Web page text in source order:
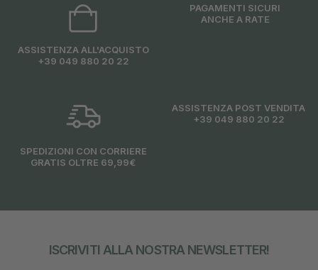
ASSISTENZA ALL'ACQUISTO
+39 049 880 20 22
PAGAMENTI SICURI
ANCHE A RATE
SPEDIZIONI CON CORRIERE
GRATIS OLTRE 69,99€
ASSISTENZA POST VENDITA
+39 049 880 20 22
ISCRIVITI ALLA NOSTRA NEWSLETTER!